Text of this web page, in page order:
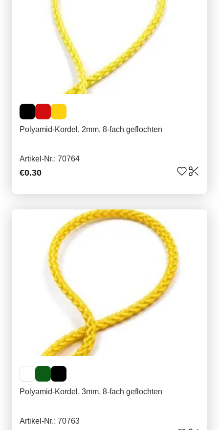
Polyamid-Kordel, 2mm, 8-fach geflochten
Artikel-Nr.: 70764
€0.30
Polyamid-Kordel, 3mm, 8-fach geflochten
Artikel-Nr.: 70763